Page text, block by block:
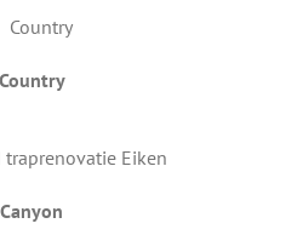
Country
Canyon